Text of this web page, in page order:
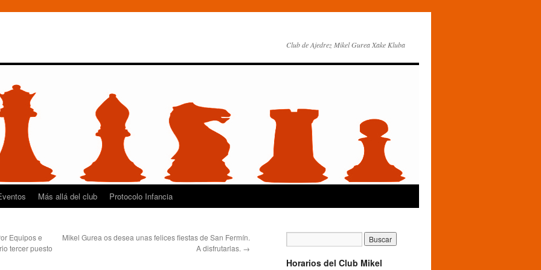
Club de Ajedrez Mikel Gurea Xake Kluba
Más allá del club Protocolo Infancia
Equipos e
tercer puesto
Mikel Gurea os desea unas felices fiestas de San Fermín.
A disfrutarlas. →
Horarios del Club Mikel